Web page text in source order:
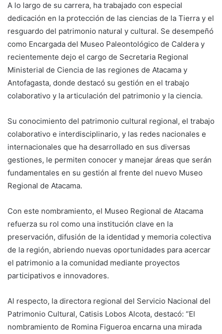
A lo largo de su carrera, ha trabajado con especial
dedicación en la protección de las ciencias de la Tierra y el
resguardo del patrimonio natural y cultural. Se desempeñó
como Encargada del Museo Paleontológico de Caldera y
recientemente dejo el cargo de Secretaria Regional
Ministerial de Ciencia de las regiones de Atacama y
Antofagasta, donde destacó su gestión en el trabajo
colaborativo y la articulación del patrimonio y la ciencia.
Su conocimiento del patrimonio cultural regional, el trabajo
colaborativo e interdisciplinario, y las redes nacionales e
internacionales que ha desarrollado en sus diversas
gestiones, le permiten conocer y manejar áreas que serán
fundamentales en su gestión al frente del nuevo Museo
Regional de Atacama.
Con este nombramiento, el Museo Regional de Atacama
refuerza su rol como una institución clave en la
preservación, difusión de la identidad y memoria colectiva
de la región, abriendo nuevas oportunidades para acercar
el patrimonio a la comunidad mediante proyectos
participativos e innovadores.
Al respecto, la directora regional del Servicio Nacional del
Patrimonio Cultural, Catisis Lobos Alcota, destacó: “El
nombramiento de Romina Figueroa encarna una mirada